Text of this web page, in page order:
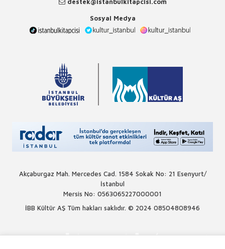
Sosyal Medya
Akçaburgaz Mah. Mercedes Cad. 1584 Sokak No: 21 Esenyurt/
İstanbul
Mersis No: 0563065227000001
İBB Kültür AŞ Tüm hakları saklıdır. © 2024 08504808946